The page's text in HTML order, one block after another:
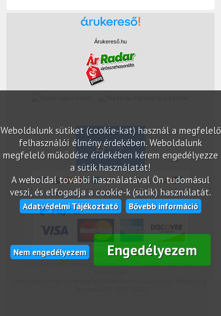
Weboldalunk sütiket (cookie-kat) használ a megfelelő
felhasználói élmény érdekében. Weboldalunk
megfelelő működése érdekében kérem engedélyezze
a sütik használatát!
A weboldal további használatával Ön tudomásul
veszi, és elfogadja a cookie-k (sütik) használatát.
Adatvédelmi Tájékoztató Bővebb információ
Nem engedélyezem Engedélyezem
Árukereső.hu
Az oldalon feltüntetek árak bruttó árak. Az árváltoztatás jogát